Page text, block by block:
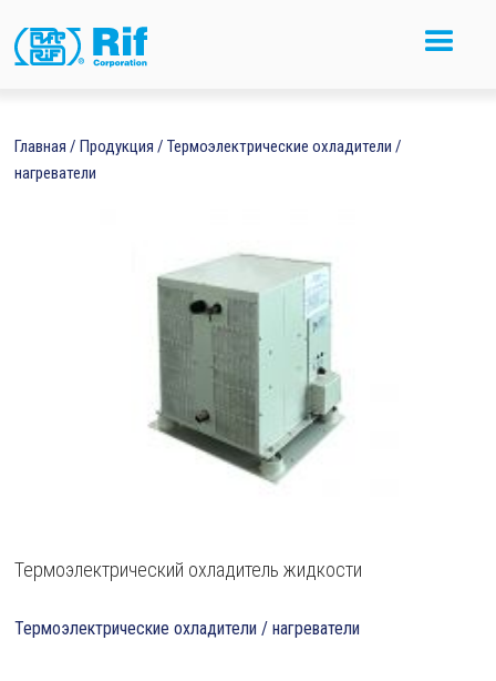
Главная / Продукция / Термоэлектрические охладители /
нагреватели
Термоэлектрический охладитель жидкости
Термоэлектрические охладители / нагреватели